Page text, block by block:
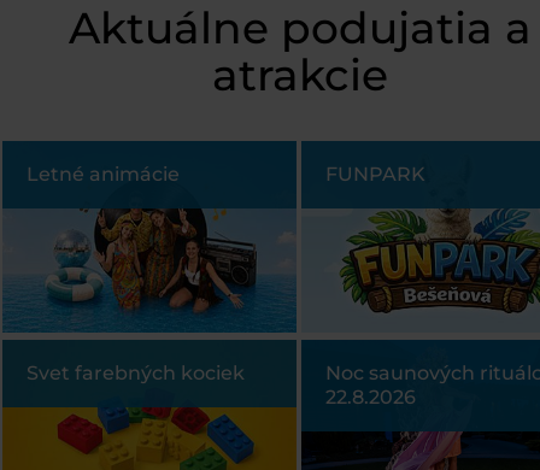
Aktuálne podujatia a
atrakcie
Letné animácie FUNPARK
Svet farebných kociek
Noc saunových
22.8.2026